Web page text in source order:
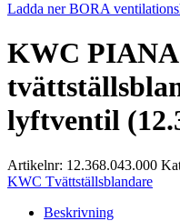
Ladda ner BORA
KWC PIANA
lyftventil
Artikelnr: 12.368.043.000
KWC Tvättställsblandare
Beskrivning